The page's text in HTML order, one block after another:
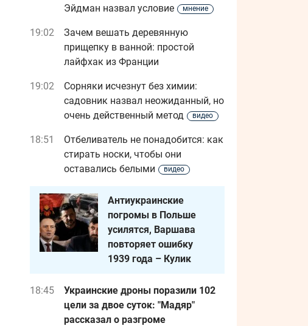
Эйдман назвал условие
мнение
19:02
Зачем вешать деревянную
прищепку в ванной: простой
лайфхак из Франции
19:02
Сорняки исчезнут без химии:
садовник назвал неожиданный, но
очень действенный метод
видео
18:51
Отбеливатель не понадобится: как
стирать носки, чтобы они
оставались белыми
видео
Антиукраинские
погромы в Польше
усилятся, Варшава
повторяет ошибку
1939 года – Кулик
18:45
Украинские дроны поразили 102
цели за двое суток: "Мадяр"
рассказал о разгроме